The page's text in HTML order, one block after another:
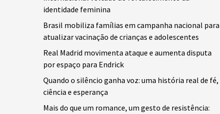
identidade feminina
Brasil mobiliza famílias em campanha nacional para
atualizar vacinação de crianças e adolescentes
Real Madrid movimenta ataque e aumenta disputa
por espaço para Endrick
Quando o silêncio ganha voz: uma história real de fé,
ciência e esperança
Mais do que um romance, um gesto de resistência: